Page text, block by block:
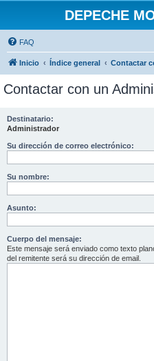
DEPECHE
FAQ
Inicio Índice general Contactar
Contactar con un
Destinatario:
Administrador
Su dirección de correo electrónico:
Su nombre:
Asunto:
Cuerpo del mensaje:
Este mensaje será enviado como texto
del remitente será su dirección de email.